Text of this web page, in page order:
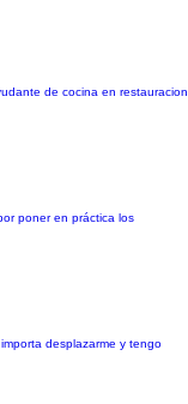
de cocina en restauracion
poner en práctica los
desplazarme y tengo